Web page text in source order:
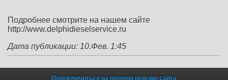
Подробнее смотрите на нашем сайте
http://www.delphidieselservice.ru
Дата публикации: 10.Фев. 1:45
Переключиться на полную версию сайта